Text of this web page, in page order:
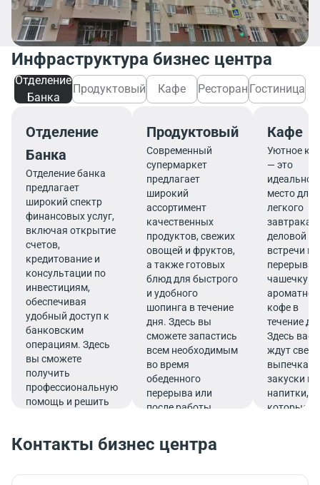
Инфраструктура бизнес центра
Отделение
Банка
Продуктовый Кафе Ресторан Гостиница
Отделение
Банка
Отделение банка
предлагает
широкий спектр
финансовых услуг,
включая открытие
счетов,
кредитование и
консультации по
инвестициям,
обеспечивая
удобный доступ к
банковским
операциям. Здесь
вы сможете
получить
профессиональную
помощь и решить
комфортной
Продуктовый
Современный
супермаркет
предлагает
широкий
ассортимент
качественных
продуктов, свежих
овощей и фруктов,
а также готовых
блюд для быстрого
и удобного
шопинга в течение
дня. Здесь вы
сможете запастись
всем необходимым
во время
обеденного
перерыва или
после работы.
Кафе
Уютное
— это
идеальное
место для
легкого
завтрака,
деловой
встречи
перерыва
чашечку
кофе в
течение
Здесь вас
ждут
выпечка,
закуски и
напитки,
которые
Контакты бизнес центра